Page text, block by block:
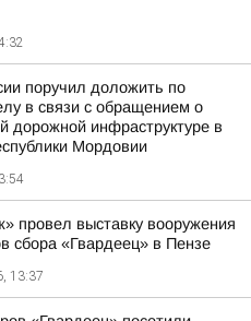
поручил доложить по
в связи с обращением о
дорожной инфраструктуре в
Мордовии
провел выставку вооружения
сбора «Гвардеец» в Пензе
13:37